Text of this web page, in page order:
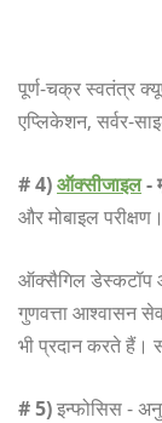
पूर्ण-चक्र स्वतंत्र
एप्लिकेशन, सर्वर-
# 4)ऑक्सीजाइल-
और मोबाइल परीक्षण।
ऑक्सैगिल डेस्कटॉप
गुणवत्ता आश्वासन
भी प्रदान करते हैं।
# 5)इन्फोसिस -